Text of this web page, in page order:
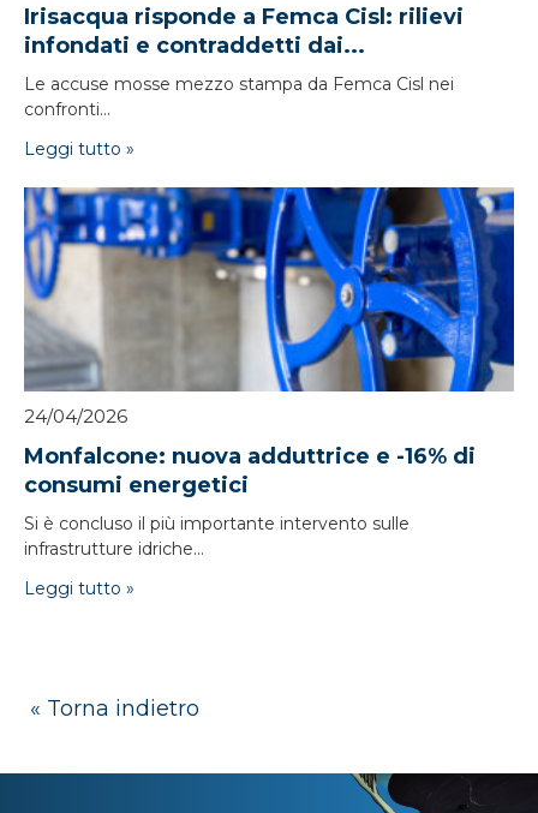
Irisacqua risponde a Femca Cisl: rilievi
infondati e contraddetti dai...
Le accuse mosse mezzo stampa da Femca Cisl nei
confronti...
Leggi tutto »
24/04/2026
Monfalcone: nuova adduttrice e -16% di
consumi energetici
Si è concluso il più importante intervento sulle
infrastrutture idriche...
Leggi tutto »
« Torna indietro